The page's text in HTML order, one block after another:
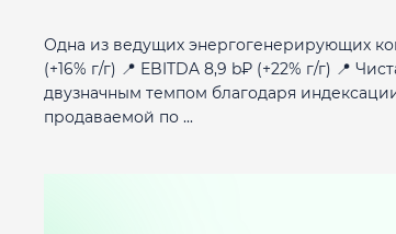
Одна из ведущих энергогенерирующих
(+16% г/г) 📍 EBITDA 8,9 b₽ (+22% г/г) 📍
двузначным темпом благодаря
продаваемой по ...